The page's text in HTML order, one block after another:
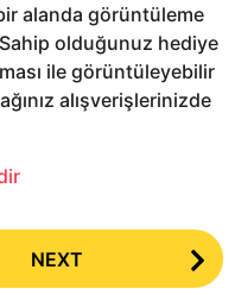
alanda görüntüleme
olduğunuz hediye
ile görüntüleyebilir
alışverişlerinizde
NEXT